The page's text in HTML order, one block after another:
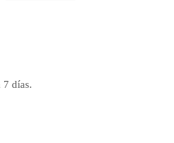
7 días.